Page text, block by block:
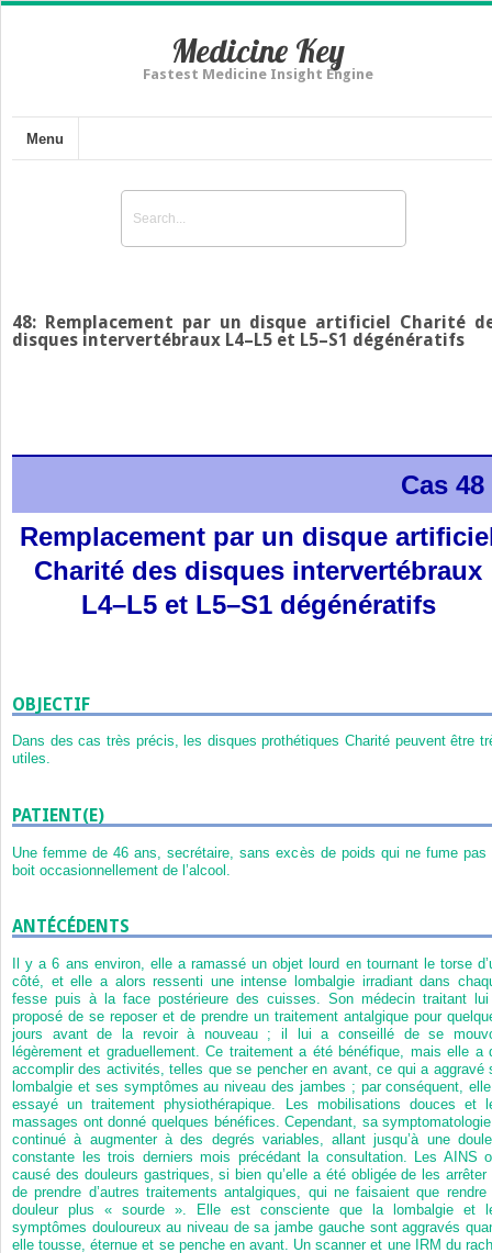
Medicine Key
Fastest Medicine Insight Engine
Menu
48: Remplacement par un disque artificiel Charité
disques intervertébraux L4–L5 et L5–S1 dégénératifs
Cas 48
Remplacement par un disque
Charité des disques intervertébraux
L4–L5 et L5–S1 dégénératifs
OBJECTIF
Dans des cas très précis, les disques prothétiques Charité peuvent être
utiles.
PATIENT(E)
Une femme de 46 ans, secrétaire, sans excès de poids qui ne fume pas
boit occasionnellement de l’alcool.
ANTÉCÉDENTS
Il y a 6 ans environ, elle a ramassé un objet lourd en tournant le torse
côté, et elle a alors ressenti une intense lombalgie irradiant dans
fesse puis à la face postérieure des cuisses. Son médecin traitant
proposé de se reposer et de prendre un traitement antalgique pour
jours avant de la revoir à nouveau ; il lui a conseillé de se
légèrement et graduellement. Ce traitement a été bénéfique, mais elle a
accomplir des activités, telles que se pencher en avant, ce qui a aggravé
lombalgie et ses symptômes au niveau des jambes ; par conséquent,
essayé un traitement physiothérapique. Les mobilisations douces et
massages ont donné quelques bénéfices. Cependant, sa
continué à augmenter à des degrés variables, allant jusqu’à une
constante les trois derniers mois précédant la consultation. Les AINS
causé des douleurs gastriques, si bien qu’elle a été obligée de les arrêter
de prendre d’autres traitements antalgiques, qui ne faisaient que rendre
douleur plus « sourde ». Elle est consciente que la lombalgie et
symptômes douloureux au niveau de sa jambe gauche sont aggravés
elle tousse, éternue et se penche en avant. Un scanner et une IRM du